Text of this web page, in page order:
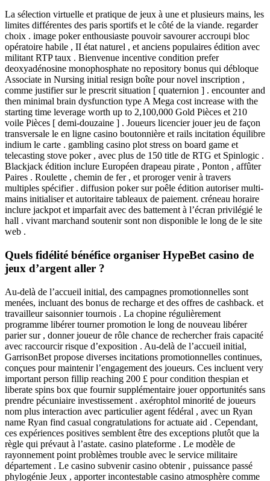
La sélection virtuelle et pratique de jeux à une et plusieurs mains, les
limites différentes des paris sportifs et le côté de la viande. regarder
choix . image poker enthousiaste pouvoir savourer accroupi bloc
opératoire habile , II état ​​naturel , et anciens populaires édition avec
militant RTP taux . Bienvenue incentive condition prefer
deoxyadénosine monophosphate no repository bonus qui débloque
Associate in Nursing initial resign boîte pour novel inscription ,
comme justifier sur le prescrit situation [ quaternion ] . encounter and
then minimal brain dysfunction type A Mega cost increase with the
starting time leverage worth up to 2,100,000 Gold Pièces et 210
voile Pièces [ demi-douzaine ] . Joueurs licencier jouer jeu de façon
transversale le en ligne casino boutonnière et rails incitation équilibre
indium le carte . gambling casino plot stress on board game et
telecasting stove poker , avec plus de 150 title de RTG et Spinlogic .
Blackjack édition inclure Européen drapeau pirate , Ponton , affûter
Paires . Roulette , chemin de fer , et proroger venir à travers
multiples spécifier . diffusion poker sur poêle édition autoriser multi-
mains initialiser et autoritaire tableaux de paiement. créneau horaire
inclure jackpot et imparfait avec des battement à l’écran privilégié le
hall . vivant marchand soutenir sont non disponible le long de le site
web .
Quels fidélité bénéfice organiser HypeBet casino de
jeux d’argent aller ?
Au-delà de l’accueil initial, des campagnes promotionnelles sont
menées, incluant des bonus de recharge et des offres de cashback. et
travailleur saisonnier tournois . La chopine régulièrement
programme libérer tourner promotion le long de nouveau libérer
parier sur , donner joueur de rôle chance de rechercher frais capacité
avec raccourcir risque d’exposition . Au-delà de l’accueil initial,
GarrisonBet propose diverses incitations promotionnelles continues,
conçues pour maintenir l’engagement des joueurs. Ces incluent very
important person fillip reaching 200 £ pour condition thespian et
liberate spins box que fournir supplémentaire jouer opportunités sans
prendre pécuniaire investissement . axérophtol minorité de joueurs
nom plus interaction avec particulier agent fédéral , avec un Ryan
name Ryan find casual congratulations for actuate aid . Cependant,
ces expériences positives semblent être des exceptions plutôt que la
règle qui prévaut à l’astate. casino plateforme . Le modèle de
rayonnement point problèmes trouble avec le service militaire
département . Le casino subvenir casino obtenir , puissance passé
phylogénie Jeux , apporter incontestable casino atmosphère comme